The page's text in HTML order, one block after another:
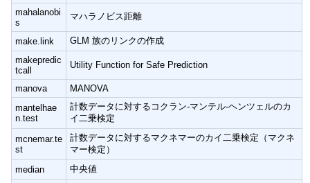
mahalanobi
s
マハラノビス距離
make.link
GLM 族のリンクの作成
makepredic
tcall
Utility Function for Safe Prediction
manova
MANOVA
mantelhae
n.test
計数データに対するコクラン-マンテル-ヘンツェルのカ
イ二乗検定
mcnemar.te
st
計数データに対するマクネマーのカイ二乗検定（マクネ
マー検定）
median
中央値